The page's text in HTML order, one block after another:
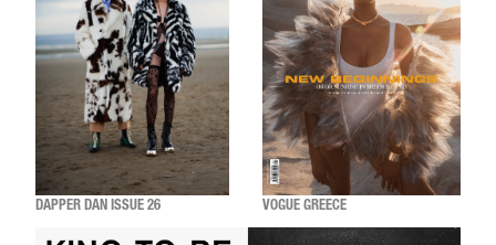
DAPPER DAN ISSUE 26 VOGUE GREECE